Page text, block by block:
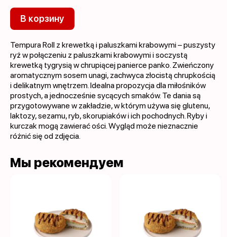
В корзину
Tempura Roll z krewetką i paluszkami krabowymi – puszysty
ryż w połączeniu z paluszkami krabowymi i soczystą
krewetką tygrysią w chrupiącej panierce panko. Zwieńczony
aromatycznym sosem unagi, zachwyca złocistą chrupkością
i delikatnym wnętrzem. Idealna propozycja dla miłośników
prostych, a jednocześnie sycących smaków. Te dania są
przygotowywane w zakładzie, w którym używa się glutenu,
laktozy, sezamu, ryb, skorupiaków i ich pochodnych. Ryby i
kurczak mogą zawierać ości. Wygląd może nieznacznie
różnić się od zdjęcia.
Мы рекомендуем